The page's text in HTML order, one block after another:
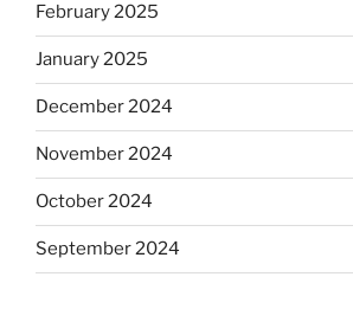
February 2025
January 2025
December 2024
November 2024
October 2024
September 2024